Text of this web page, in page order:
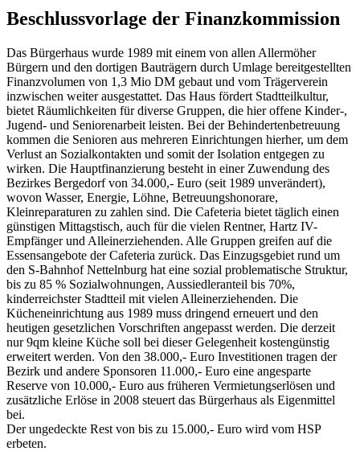
Beschlussvorlage der Finanzkommission
Das Bürgerhaus wurde 1989 mit einem von allen Allermöher
Bürgern und den dortigen Bauträgern durch Umlage bereitgestellten
Finanzvolumen von 1,3 Mio DM gebaut und vom Trägerverein
inzwischen weiter ausgestattet. Das Haus fördert Stadtteilkultur,
bietet Räumlichkeiten für diverse Gruppen, die hier offene Kinder-,
Jugend- und Seniorenarbeit leisten. Bei der Behindertenbetreuung
kommen die Senioren aus mehreren Einrichtungen hierher, um dem
Verlust an Sozialkontakten und somit der Isolation entgegen zu
wirken. Die Hauptfinanzierung besteht in einer Zuwendung des
Bezirkes Bergedorf von 34.000,- Euro (seit 1989 unverändert),
wovon Wasser, Energie, Löhne, Betreuungshonorare,
Kleinreparaturen zu zahlen sind. Die Cafeteria bietet täglich einen
günstigen Mittagstisch, auch für die vielen Rentner, Hartz IV-
Empfänger und Alleinerziehenden. Alle Gruppen greifen auf die
Essensangebote der Cafeteria zurück. Das Einzugsgebiet rund um
den S-Bahnhof Nettelnburg hat eine sozial problematische Struktur,
bis zu 85 % Sozialwohnungen, Aussiedleranteil bis 70%,
kinderreichster Stadtteil mit vielen Alleinerziehenden. Die
Kücheneinrichtung aus 1989 muss dringend erneuert und den
heutigen gesetzlichen Vorschriften angepasst werden. Die derzeit
nur 9qm kleine Küche soll bei dieser Gelegenheit kostengünstig
erweitert werden. Von den 38.000,- Euro Investitionen tragen der
Bezirk und andere Sponsoren 11.000,- Euro eine angesparte
Reserve von 10.000,- Euro aus früheren Vermietungserlösen und
zusätzliche Erlöse in 2008 steuert das Bürgerhaus als Eigenmittel
bei.
Der ungedeckte Rest von bis zu 15.000,- Euro wird vom HSP
erbeten.